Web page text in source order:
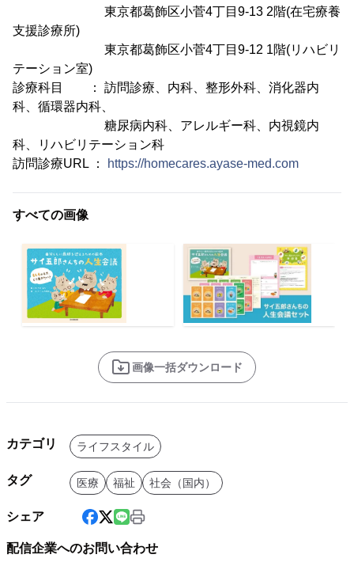
東京都葛飾区小菅4丁目9-13 2階(在宅療養
支援診療所)
東京都葛飾区小菅4丁目9-12 1階(リハビリ
テーション室)
診療科目 ： 訪問診療、内科、整形外科、消化器内
科、循環器内科、
糖尿病内科、アレルギー科、内視鏡内
科、リハビリテーション科
訪問診療URL ：
https://homecares.ayase-med.com
すべての画像
画像一括ダウンロード
カテゴリ ライフスタイル
タグ 医療 福祉 社会（国内）
シェア
配信企業へのお問い合わせ